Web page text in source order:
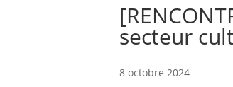
secteur
8 octobre 2024